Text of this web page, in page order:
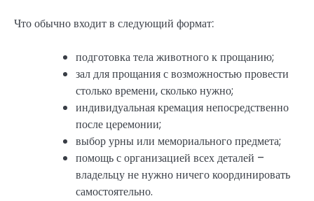
Что обычно входит в следующий формат:
подготовка тела животного к прощанию;
зал для прощания с возможностью провести
столько времени, сколько нужно;
индивидуальная кремация непосредственно
после церемонии;
выбор урны или мемориального предмета;
помощь с организацией всех деталей –
владельцу не нужно ничего координировать
самостоятельно.